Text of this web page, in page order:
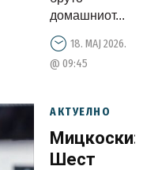
домашниот...
18. МАЈ 2026.
@ 09:45
АКТУЕЛНО
Мицкоски:
Шест